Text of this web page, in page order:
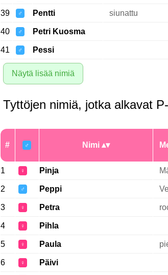
39 ♂ Pentti siunattu
40 ♂ Petri Kuosma
41 ♂ Pessi
Näytä lisää nimiä
Tyttöjen nimiä, jotka alkavat
# ♂ Nimi
1 ♀ Pinja
2 ♂ Peppi
3 ♀ Petra
4 ♀ Pihla
5 ♀ Paula
6 ♀ Päivi